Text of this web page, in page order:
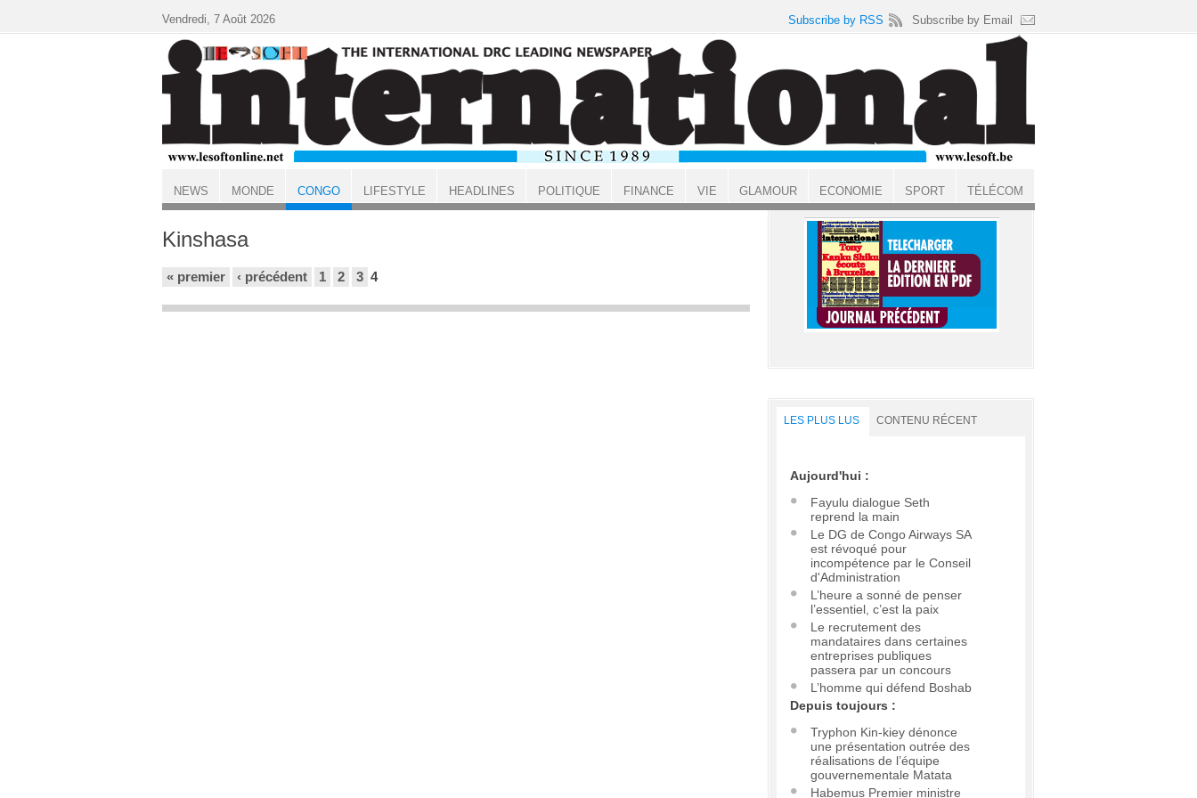
ACCUEIL CONGO
Kinshasa
« premier ‹ précédent 1 2 3 4
LES PLUS LUS CONTENU RÉCENT
Aujourd'hui :
Fayulu dialogue Seth
reprend la main
Le DG de Congo Airways SA
est révoqué pour
incompétence par le Conseil
d'Administration
L’heure a sonné de penser
l’essentiel, c’est la paix
Le recrutement des
mandataires dans certaines
entreprises publiques
passera par un concours
L’homme qui défend Boshab
Depuis toujours :
Tryphon Kin-kiey dénonce
une présentation outrée des
réalisations de l’équipe
gouvernementale Matata
Habemus Premier ministre
Vendredi, 7 Août 2026 Subscribe by RSS Subscribe by Email
NEWS MONDE CONGO LIFESTYLE HEADLINES POLITIQUE FINANCE VIE GLAMOUR ECONOMIE SPORT TÉLÉCOM